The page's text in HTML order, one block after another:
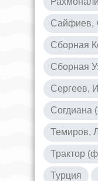
Сайфиев,
Сборная
Сборная
Сергеев,
Согдиана
Темиров,
Трактор
Турция